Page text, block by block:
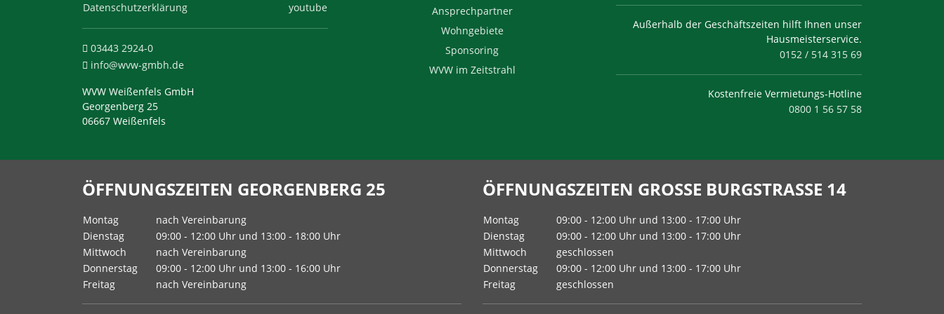
Datenschutzerklärung
youtube
03443 2924-0
info@wvw-gmbh.de
WVW Weißenfels GmbH
Georgenberg 25
06667 Weißenfels
Ansprechpartner
Wohngebiete
Sponsoring
WVW im Zeitstrahl
Außerhalb der Geschäftszeiten hilft Ihnen unser
Hausmeisterservice.
0152 / 514 315 69
Kostenfreie Vermietungs-Hotline
0800 1 56 57 58
ÖFFNUNGSZEITEN GEORGENBERG 25
Montag
nach Vereinbarung
Dienstag
09:00 - 12:00 Uhr und 13:00 - 18:00 Uhr
Mittwoch
nach Vereinbarung
Donnerstag
09:00 - 12:00 Uhr und 13:00 - 16:00 Uhr
Freitag
nach Vereinbarung
ÖFFNUNGSZEITEN GROSSE BURGSTRASSE 14
Montag
09:00 - 12:00 Uhr und 13:00 - 17:00 Uhr
Dienstag
09:00 - 12:00 Uhr und 13:00 - 17:00 Uhr
Mittwoch
geschlossen
Donnerstag
09:00 - 12:00 Uhr und 13:00 - 17:00 Uhr
Freitag
geschlossen